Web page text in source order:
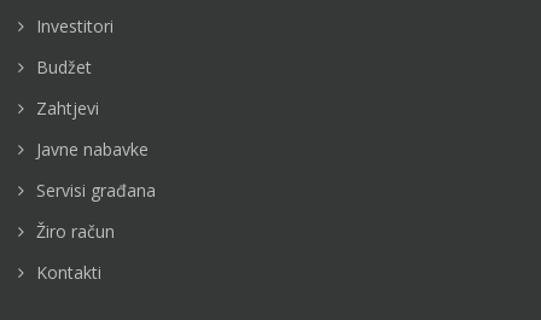
Investitori
Budžet
Zahtjevi
Javne nabavke
Servisi građana
Žiro račun
Kontakti